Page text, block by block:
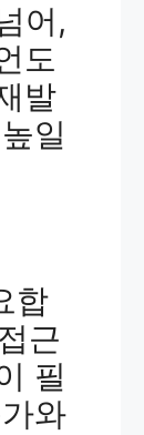
어,
도
발
일
합
근
필
와